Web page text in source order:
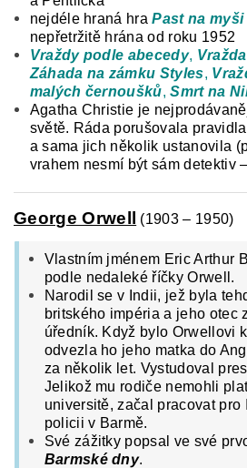
nejdéle hraná hraPast na myši
nepřetržitě hrána od roku 1952
Vraždy podle abecedy,
Záhada na zámku Styles,
malých černoušků,Smrt na
Agatha Christie je
světě. Ráda porušovala
a sama jich několik ustanovila
vrahem nesmí být sám detektiv
George Orwell (1903 – 1950)
Vlastním jménem Eric Arthur
podle nedaleké říčky Orwell.
Narodil se v Indii, jež byla
britského impéria a jeho otec
úředník. Když bylo Orwellovi
odvezla ho jeho matka do
za několik let. Vystudoval
Jelikož mu rodiče nemohli
universitě, začal pracovat
policii v Barmě.
Své zážitky popsal ve své
Barmskédny.